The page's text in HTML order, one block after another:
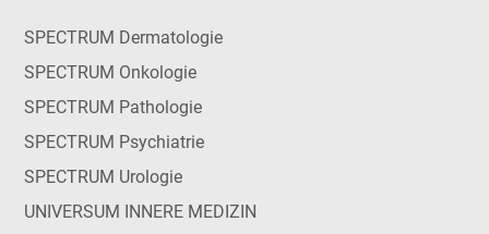
SPECTRUM Dermatologie
SPECTRUM Onkologie
SPECTRUM Pathologie
SPECTRUM Psychiatrie
SPECTRUM Urologie
UNIVERSUM INNERE MEDIZIN